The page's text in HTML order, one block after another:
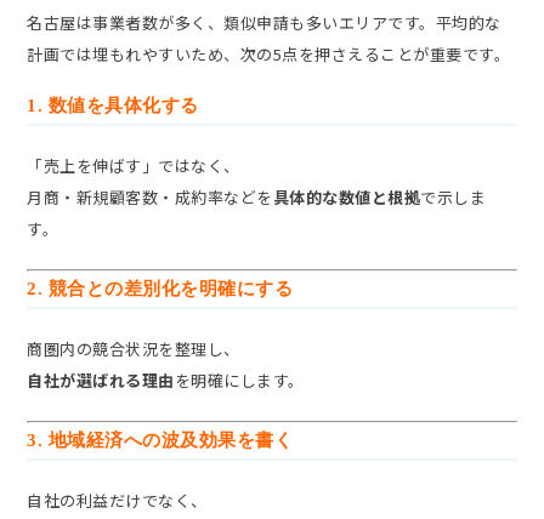
名古屋は事業者数が多く、類似申請も多いエリアです。平均的な
計画では埋もれやすいため、次の5点を押さえることが重要です。
1. 数値を具体化する
「売上を伸ばす」ではなく、
月商・新規顧客数・成約率などを具体的な数値と根拠で示しま
す。
2. 競合との差別化を明確にする
商圏内の競合状況を整理し、
自社が選ばれる理由 を明確にします。
3. 地域経済への波及効果を書く
自社の利益だけでなく、